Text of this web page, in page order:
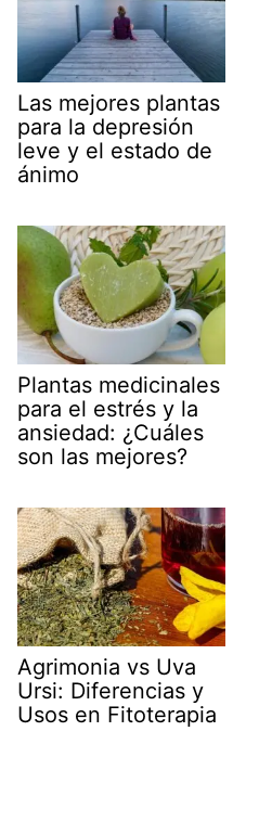
Las mejores plantas
para la depresión
leve y el estado de
ánimo
Plantas medicinales
para el estrés y la
ansiedad: ¿Cuáles
son las mejores?
Agrimonia vs Uva
Ursi: Diferencias y
Usos en Fitoterapia